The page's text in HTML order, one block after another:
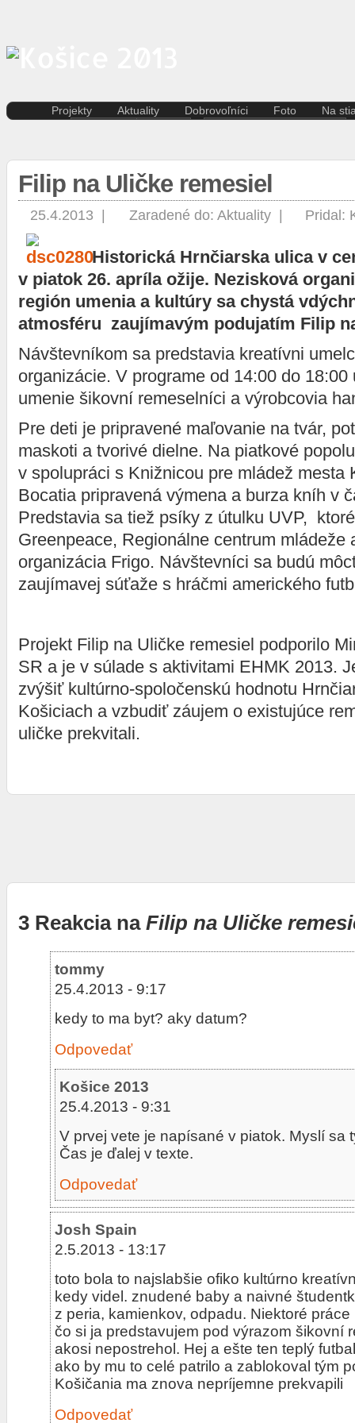
Projekty
Kasárne/Kulturpark
Projekt SPOTs
Pentapolitana
Destinácia Košice
Putujúce mesto
Rozvoj ľudských zdrojov
prostredníctvom investícií do
vzdelávania
Sándor Márai
Aktuality
Regióny
Slovensko
Šport
Tlačové správy
Dobrovoľníci Foto Na
Filip na Uličke remesiel
25.4.2013 | Zaradené do: Aktuality Pridal:
Historická Hrnčiarska ulica v
v piatok 26. apríla ožije. Nezisková
región umenia a kultúry sa chystá
atmosféru zaujímavým podujatím Filip
Návštevníkom sa predstavia kreatívni
organizácie. V programe od 14:00 do 18:00
umenie šikovní remeselníci a výrobcovia
Pre deti je pripravené maľovanie na tvár,
maskoti a tvorivé dielne. Na piatkové
v spolupráci s Knižnicou pre mládež mesta
Bocatia pripravená výmena a burza kníh v
Predstavia sa tiež psíky z útulku UVP,
Greenpeace, Regionálne centrum mládeže
organizácia Frigo. Návštevníci sa budú
zaujímavej súťaže s hráčmi amerického
Projekt Filip na Uličke remesiel podporilo
SR a je v súlade s aktivitami EHMK 2013.
zvýšiť kultúrno-spoločenskú hodnotu
Košiciach a vzbudiť záujem o existujúce
uličke prekvitali.
3 Reakcia na Filip na Uličke
tommy
25.4.2013 - 9:17
kedy to ma byt? aky datum?
Odpovedať
Košice 2013
25.4.2013 - 9:31
V prvej vete je napísané v piatok. Myslí sa
Čas je ďalej v texte.
Odpovedať
Josh Spain
2.5.2013 - 13:17
toto bola to najslabšie ofiko kultúrno
kedy videl. znudené baby a naivné
z peria, kamienkov, odpadu. Niektoré
čo si ja predstavujem pod výrazom šikovní
akosi nepostrehol. Hej a ešte ten teplý
ako by mu to celé patrilo a zablokoval tým
Košičania ma znova nepríjemne prekvapili
Odpovedať